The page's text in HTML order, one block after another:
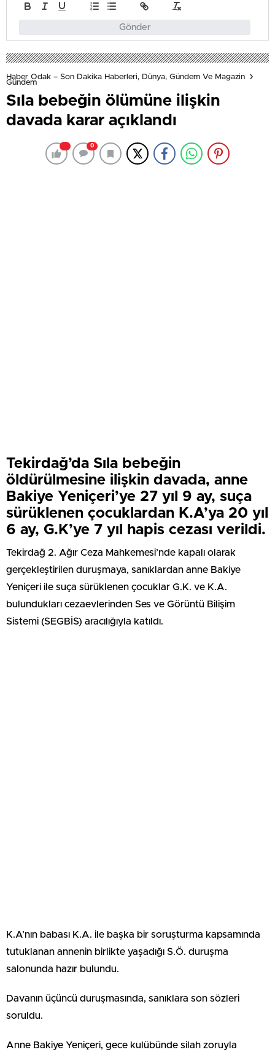
Gönder
Haber Odak – Son Dakika Haberleri, Dünya, Gündem Ve Magazin
Gündem
Sıla bebeğin ölümüne ilişkin
davada karar açıklandı
0
Tekirdağ’da Sıla bebeğin
öldürülmesine ilişkin davada, anne
Bakiye Yeniçeri’ye 27 yıl 9 ay, suça
sürüklenen çocuklardan K.A’ya 20 yıl
6 ay, G.K’ye 7 yıl hapis cezası verildi.
Tekirdağ 2. Ağır Ceza Mahkemesi’nde kapalı olarak
gerçekleştirilen duruşmaya, sanıklardan anne Bakiye
Yeniçeri ile suça sürüklenen çocuklar G.K. ve K.A.
bulundukları cezaevlerinden Ses ve Görüntü Bilişim
Sistemi (SEGBİS) aracılığıyla katıldı.
K.A’nın babası K.A. ile başka bir soruşturma kapsamında
tutuklanan annenin birlikte yaşadığı S.Ö. duruşma
salonunda hazır bulundu.
Davanın üçüncü duruşmasında, sanıklara son sözleri
soruldu.
Anne Bakiye Yeniçeri, gece kulübünde silah zoruyla